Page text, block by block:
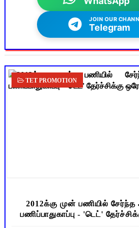
JOIN OUR
Telegram
TET PROMOTION
2012க்கு முன் பணியில் சேர்ந்த
பணிப்பாதுகாப்பு - 'டெட்'